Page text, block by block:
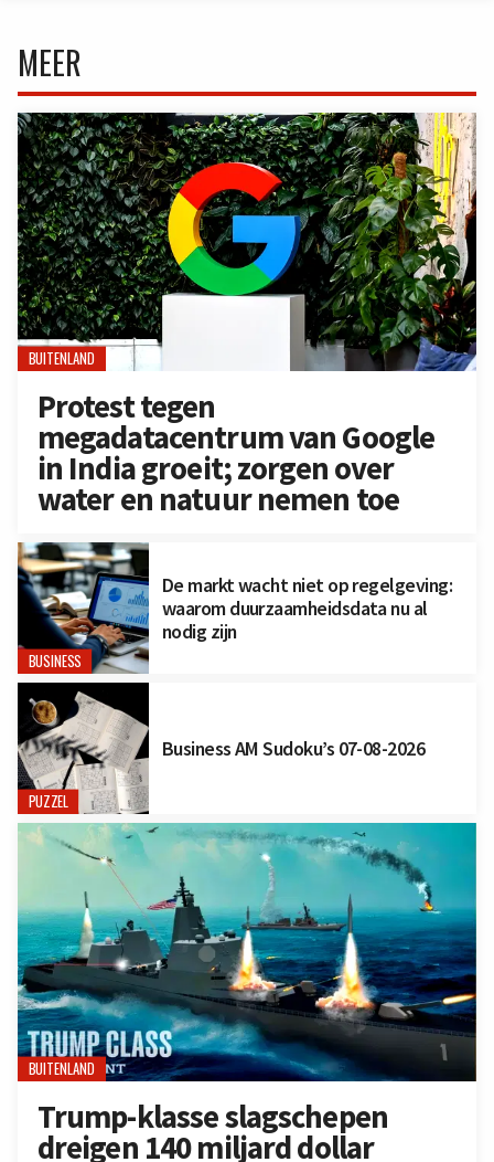
MEER
BUITENLAND
Protest tegen
megadatacentrum van Google
in India groeit; zorgen over
water en natuur nemen toe
BUSINESS
De markt wacht niet op regelgeving:
waarom duurzaamheidsdata nu al
nodig zijn
PUZZEL
Business AM Sudoku’s 07-08-2026
BUITENLAND
Trump-klasse slagschepen
dreigen 140 miljard dollar